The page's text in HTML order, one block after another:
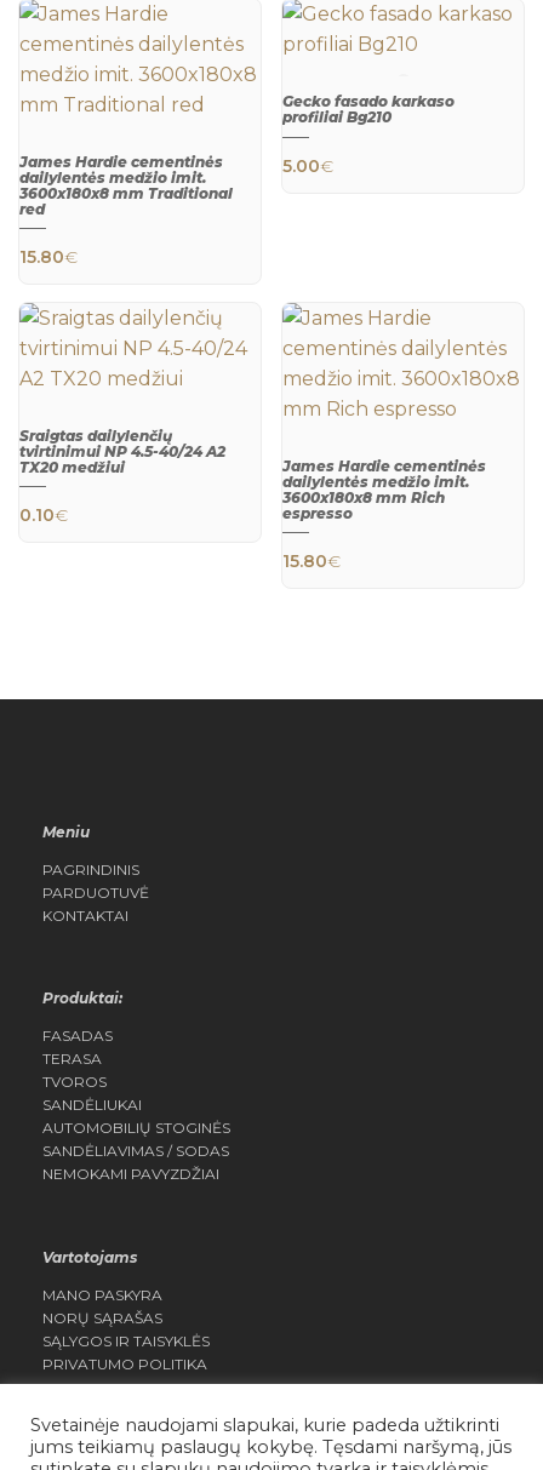
James Hardie cementinės
dailylentės medžio imit.
3600x180x8 mm Traditional
red
15.80€
Gecko fasado karkaso
profiliai Bg210
5.00€
Sraigtas dailylenčių
tvirtinimui NP 4.5-40/24 A2
TX20 medžiui
0.10€
James Hardie cementinės
dailylentės medžio imit.
3600x180x8 mm Rich
espresso
15.80€
Meniu
PAGRINDINIS
PARDUOTUVĖ
KONTAKTAI
Produktai:
FASADAS
TERASA
TVOROS
SANDĖLIUKAI
AUTOMOBILIŲ STOGINĖS
SANDĖLIAVIMAS / SODAS
NEMOKAMI PAVYZDŽIAI
Vartotojams
MANO PASKYRA
NORŲ SĄRAŠAS
SĄLYGOS IR TAISYKLĖS
PRIVATUMO POLITIKA
Svetainėje naudojami slapukai, kurie padeda užtikrinti
jums teikiamų paslaugų kokybę. Tęsdami naršymą, jūs